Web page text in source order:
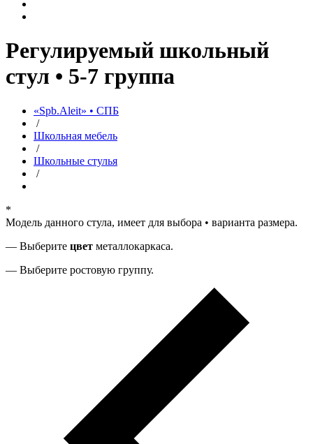
Регулируемый школьный
стул • 5-7 группа
«Spb.Aleit» • СПБ
/
Школьная мебель
/
Школьные стулья
/
*
Модель данного стула, имеет для выбора • варианта размера.
— Выберите цвет металлокаркаса.
— Выберите ростовую группу.